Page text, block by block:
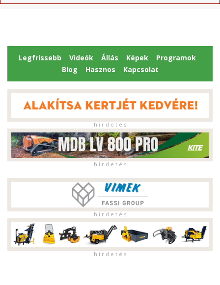
Legfrissebb Videók Állás Képek
Programok
Blog
Hasznos Kapcsolat
h i r d e t é s
h i r d e t é s
h i r d e t é s
h i r d e t é s